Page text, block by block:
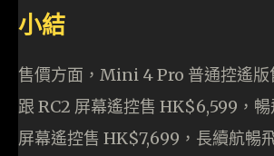
小結
售價方面，Mini 4 Pro 普通控遙版
跟 RC2 屏幕遙控售 HK$6,599，
屏幕遙控售 HK$7,699，長續航暢